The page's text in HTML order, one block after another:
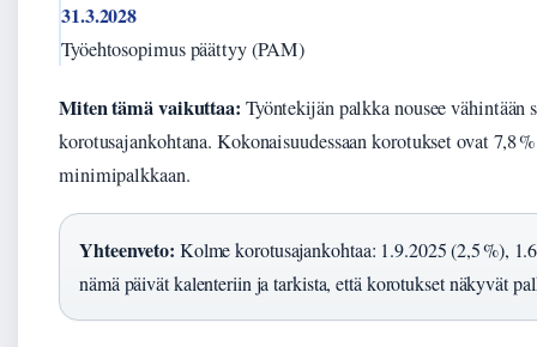
31.3.2028
Työehtosopimus päättyy (PAM)
Miten tämä vaikuttaa: Työntekijän palkka nousee vähintään
korotusajankohtana. Kokonaisuudessaan korotukset ovat 7,8
minimipalkkaan.
Yhteenveto: Kolme korotusajankohtaa: 1.9.2025 (2,5 %),
nämä päivät kalenteriin ja tarkista, että korotukset näkyvät